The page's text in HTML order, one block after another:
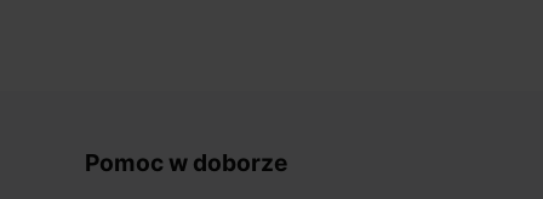
Pomoc w doborze